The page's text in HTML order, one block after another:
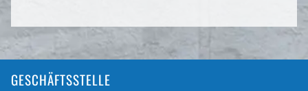
GESCHÄFTSSTELLE